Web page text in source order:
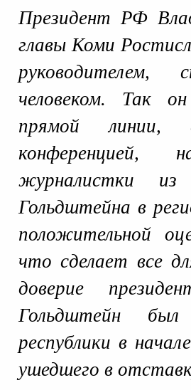
Президент РФ
главы Коми
человеком. Так
прямой линии,
конференцией,
журналистки
Гольдштейна в
положительной
что сделает все
доверие
Гольдштейн
республики в
ушедшего в